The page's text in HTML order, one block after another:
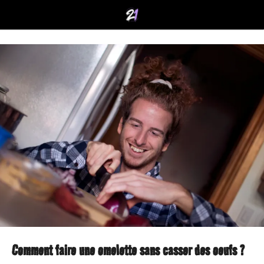
9
Comment faire une omelette sans casser des oeufs ?